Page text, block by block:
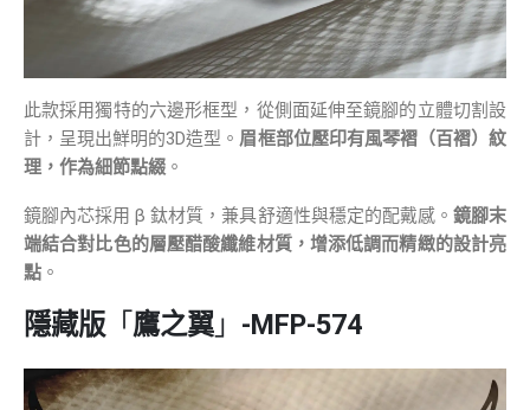
此款採用獨特的六邊形框型，從側面延伸至鏡腳的立體切割設
計，呈現出鮮明的3D造型。 眉框部位壓印有風琴褶（百褶）紋
理，作為細節點綴 。
鏡腳內芯採用 β 鈦材質，兼具舒適性與穩定的配戴感。 鏡腳末
端結合對比色的層壓醋酸纖維材質，增添低調而精緻的設計亮
點 。
隱藏版 「 鷹之翼 」 -MFP-574